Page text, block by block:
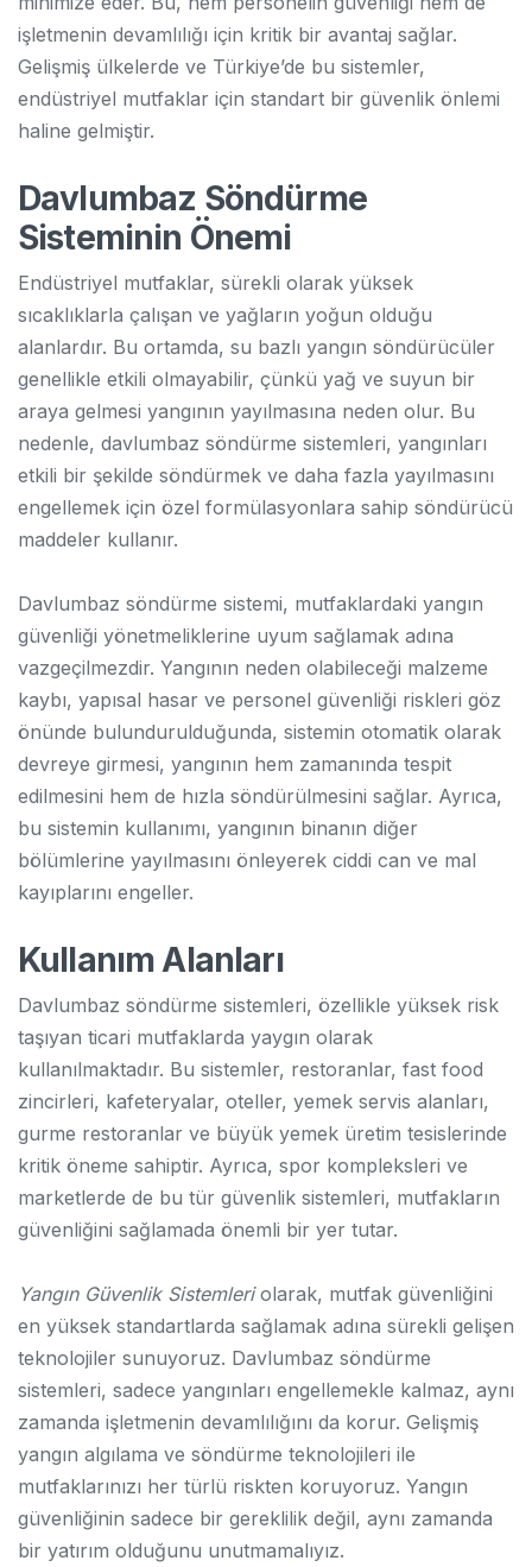
işletmenin devamlılığı için kritik bir avantaj sağlar.
Gelişmiş ülkelerde ve Türkiye’de bu sistemler,
endüstriyel mutfaklar için standart bir güvenlik önlemi
haline gelmiştir.
Davlumbaz Söndürme
Sisteminin Önemi
Endüstriyel mutfaklar, sürekli olarak yüksek
sıcaklıklarla çalışan ve yağların yoğun olduğu
alanlardır. Bu ortamda, su bazlı yangın söndürücüler
genellikle etkili olmayabilir, çünkü yağ ve suyun bir
araya gelmesi yangının yayılmasına neden olur. Bu
nedenle, davlumbaz söndürme sistemleri, yangınları
etkili bir şekilde söndürmek ve daha fazla yayılmasını
engellemek için özel formülasyonlara sahip söndürücü
maddeler kullanır.
Davlumbaz söndürme sistemi, mutfaklardaki yangın
güvenliği yönetmeliklerine uyum sağlamak adına
vazgeçilmezdir. Yangının neden olabileceği malzeme
kaybı, yapısal hasar ve personel güvenliği riskleri göz
önünde bulundurulduğunda, sistemin otomatik olarak
devreye girmesi, yangının hem zamanında tespit
edilmesini hem de hızla söndürülmesini sağlar. Ayrıca,
bu sistemin kullanımı, yangının binanın diğer
bölümlerine yayılmasını önleyerek ciddi can ve mal
kayıplarını engeller.
Kullanım Alanları
Davlumbaz söndürme sistemleri, özellikle yüksek risk
taşıyan ticari mutfaklarda yaygın olarak
kullanılmaktadır. Bu sistemler, restoranlar, fast food
zincirleri, kafeteryalar, oteller, yemek servis alanları,
gurme restoranlar ve büyük yemek üretim tesislerinde
kritik öneme sahiptir. Ayrıca, spor kompleksleri ve
marketlerde de bu tür güvenlik sistemleri, mutfakların
güvenliğini sağlamada önemli bir yer tutar.
Yangın Güvenlik Sistemleriolarak, mutfak güvenliğini
en yüksek standartlarda sağlamak adına sürekli gelişen
teknolojiler sunuyoruz. Davlumbaz söndürme
sistemleri, sadece yangınları engellemekle kalmaz, aynı
zamanda işletmenin devamlılığını da korur. Gelişmiş
yangın algılama ve söndürme teknolojileri ile
mutfaklarınızı her türlü riskten koruyoruz. Yangın
güvenliğinin sadece bir gereklilik değil, aynı zamanda
bir yatırım olduğunu unutmamalıyız.